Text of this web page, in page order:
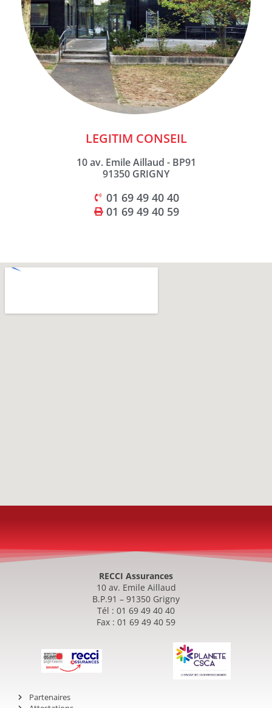
LEGITIM CONSEIL
10 av. Emile Aillaud - BP91
91350 GRIGNY
01 69 49 40 40
01 69 49 40 59
RECCI Assurances
10 av. Emile Aillaud
B.P.91 – 91350 Grigny
Tél : 01 69 49 40 40
Fax : 01 69 49 40 59
Partenaires